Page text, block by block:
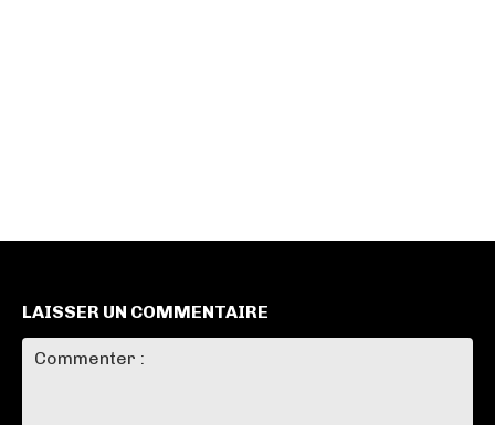
LAISSER UN COMMENTAIRE